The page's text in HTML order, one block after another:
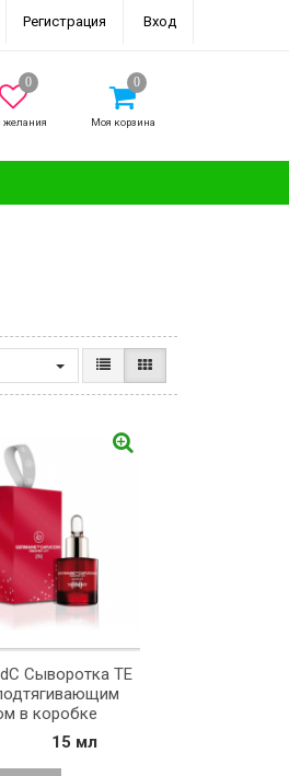
Регистрация Вход
желания Моя корзина
Сыворотка TE
в коробке
15 мл